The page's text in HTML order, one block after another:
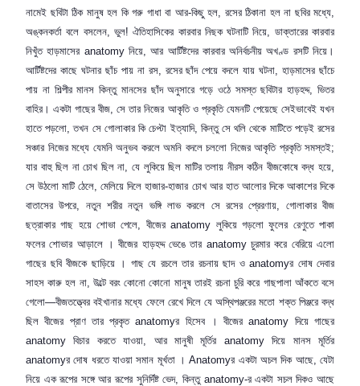
নামেই ছবিটা ঠিক মানুষ হল কি গরু গাধা বা আর-কিছু হল, রসের ঠিকানা হল না ছবির মধ্যে,
অঙ্কনকর্তা বলে বসলেন, ভুল! ঐতিহাসিকের কারবার নিছক ঘটনাটি নিয়ে, ডাক্তারের কারবার
নিখুঁত হাড়মাসের anatomy নিয়ে,আর আর্টিষ্টদের কারবার অনির্বচনীয় অখণ্ড রসটি নিয়ে।
আর্টিষ্টদের কাছে ঘটনার ছাঁচ পায় না রস, রসের ছাঁদ পেয়ে বদলে যায় ঘটনা,হাড়মাসের ছাঁচে
পায় না শিল্পীর মানস কিন্তু মানসের ছাঁদ অনুসারে গড়ে ওঠে সমস্ত ছবিটার হাড়হদ্দ,ভিতর
বাহির। একটা গাছের বীজ,সে তার নিজের আকৃতি ও প্রকৃতি যেমনটি পেয়েছে সেইভাবেই যখন
হাতে পড়লো,তখন সে গোলাকার কি চেপ্টা ইত্যাদি, কিন্তু সে থলি থেকে মাটিতে পড়েই রসের
সঞ্চার নিজের মধ্যে যেমনি অনুভব করলে অমনি বদলে চললো নিজের আকৃতি প্রকৃতি সমস্তই;
যার বাহু ছিল না চোখ ছিল না, যে লুকিয়ে ছিল মাটির তলায় নীরস কঠিন বীজকোষে বদ্ধ হয়ে,
সে উঠলো মাটি ঠেলে,মেলিয়ে দিলে হাজার-হাজার চোখ আর হাত আলোর দিকে আকাশের দিকে
বাতাসের উপরে, নতুন শরীর নতুন ভঙ্গি লাভ করলে সে রসের প্রেরণায়, গোলাকার বীজ
ছত্রাকার গাছ হয়ে শোভা পেলে, বীজেরanatomy লুকিয়ে গড়লো ফুলের রেণুতে পাকা
ফলের শোভার আড়ালে । বীজের হাড়হদ্দ ভেঙে তার anatomyচুরমার করে বেরিয়ে এলো
গাছের ছবি বীজকে ছাড়িয়ে । গাছ যে রচলে তার রচনায় ছাদ ও anatomyর দোষ দেবার
সাহস কারু হল না, উল্টে বরং কোনো কোনো মানুষ তারই রচনা চুরি করে গাছপালা আঁকতে বসে
গেলো—বীজতত্ত্বের বইখানার মধ্যে ফেলে রেখে দিলে যে অস্থিপঞ্জরের মতো শক্ত পিঞ্জরে বদ্ধ
ছিল বীজের প্রাণ তার প্রকৃতanatomyর হিসেব । বীজেরanatomy দিয়ে গাছের
anatomyবিচার করতে যাওয়া, আর মানুষী মূর্তির anatomyদিয়ে মানস মূর্তির
anatomyর দোষ ধরতে যাওয়া সমান মূর্খতা ।Anatomyর একটা অচল দিক আছে,যেটা
নিয়ে এক রূপের সঙ্গে আর রূপের সুনির্দিষ্ট ভেদ, কিন্তু anatomy-র একটা সচল দিকও আছে